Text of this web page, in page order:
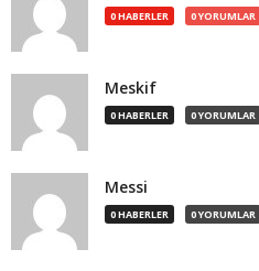
0 HABERLER 0 YORUMLAR
Meskif
0 HABERLER 0 YORUMLAR
Messi
0 HABERLER 0 YORUMLAR